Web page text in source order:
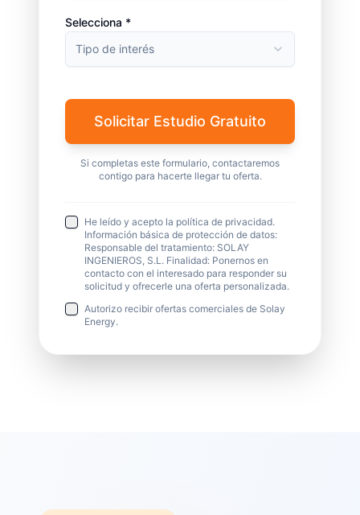
Selecciona *
Tipo de interés
Solicitar Estudio Gratuito
Si completas este formulario, contactaremos
contigo para hacerte llegar tu oferta.
He leído y acepto la política de privacidad.
Información básica de protección de datos:
Responsable del tratamiento: SOLAY
INGENIEROS, S.L. Finalidad: Ponernos en
contacto con el interesado para responder su
solicitud y ofrecerle una oferta personalizada.
Autorizo recibir ofertas comerciales de Solay
Energy.